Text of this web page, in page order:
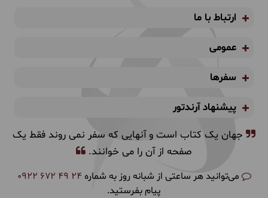
ارتباط با ما
عمومی
سفرها
پیشنهاد آرندتور
جهان یک کتاب است و آنهایی که سفر نمی روند فقط یک
صفحه از آن را می خوانند.
می‌توانید هر ساعتی از شبانه روز به شماره 0922 672 49 24
پیام بفرستید.